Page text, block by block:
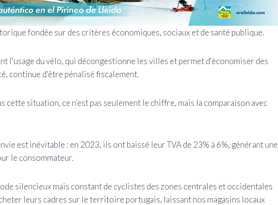
fondée sur des critères économiques, sociaux et de santé publique.
l'usage du vélo, qui décongestionne les villes et permet d'économiser des
continue d'être pénalisé fiscalement.
cette situation, ce n’est pas seulement le chiffre, mais la comparaison avec
est inévitable : en 2023, ils ont baissé leur TVA de 23% à 6%, générant une
le consommateur.
silencieux mais constant de cyclistes des zones centrales et occidentales
leurs cadres sur le territoire portugais, laissant nos magasins locaux